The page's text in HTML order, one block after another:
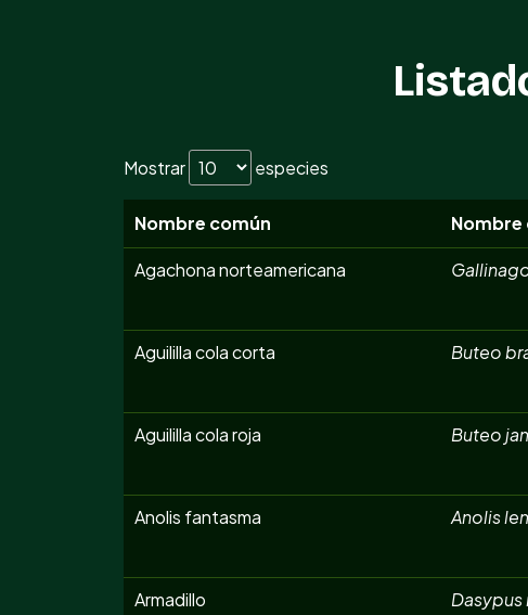
Mostrar especies
Nombre común
Agachona norteamericana
Aguililla cola corta Buteo
Aguililla cola roja Buteo
Anolis fantasma Anolis
Armadillo